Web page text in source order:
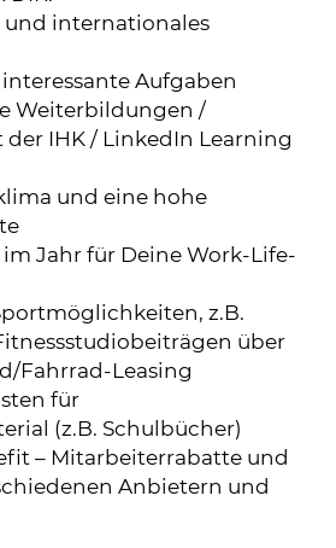
und internationales
Aufgaben
Weiterbildungen /
IHK / LinkedIn Learning
und eine hohe
im Jahr für Deine Work-Life-
z.B.
über
Fahrrad-Leasing
für
(z.B. Schulbücher)
– Mitarbeiterrabatte und
Anbietern und